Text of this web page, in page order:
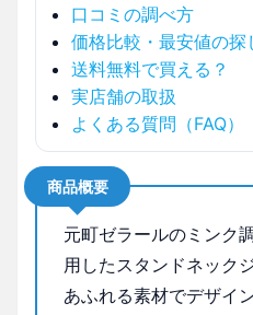
口コミの調べ方
価格比較・最安値の探
送料無料で買える？
実店舗の取扱
よくある質問（FAQ）
商品概要
元町ゼラールのミンク
用したスタンドネック
あふれる素材でデザイ